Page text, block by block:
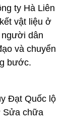
ty Hà Liên
vật liệu ở
dân
và chuyển
bước.
Đạt Quốc lộ
Sửa chữa